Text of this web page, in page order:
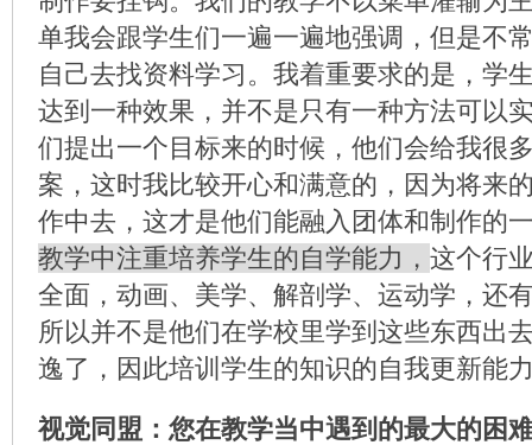
单我会跟学生们一遍一遍地强调，但是不
自己去找资料学习。我着重要求的是，学
达到一种效果，并不是只有一种方法可以
们提出一个目标来的时候，他们会给我很
案，这时我比较开心和满意的，因为将来
作中去，这才是他们能融入团体和制作的
教学中注重培养学生的自学能力， 这个行
全面，动画、美学、解剖学、运动学，还
所以并不是他们在学校里学到这些东西出
逸了，因此培训学生的知识的自我更新能
视觉同盟：您在教学当中遇到的最大的困